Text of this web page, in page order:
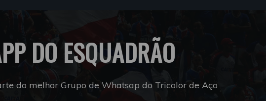
DO ESQUADRÃO
do melhor Grupo de Whatsap do Tricolor de Aço